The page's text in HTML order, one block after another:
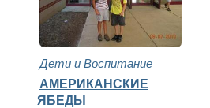
Дети и Воспитание
АМЕРИКАНСКИЕ
ЯБЕДЫ